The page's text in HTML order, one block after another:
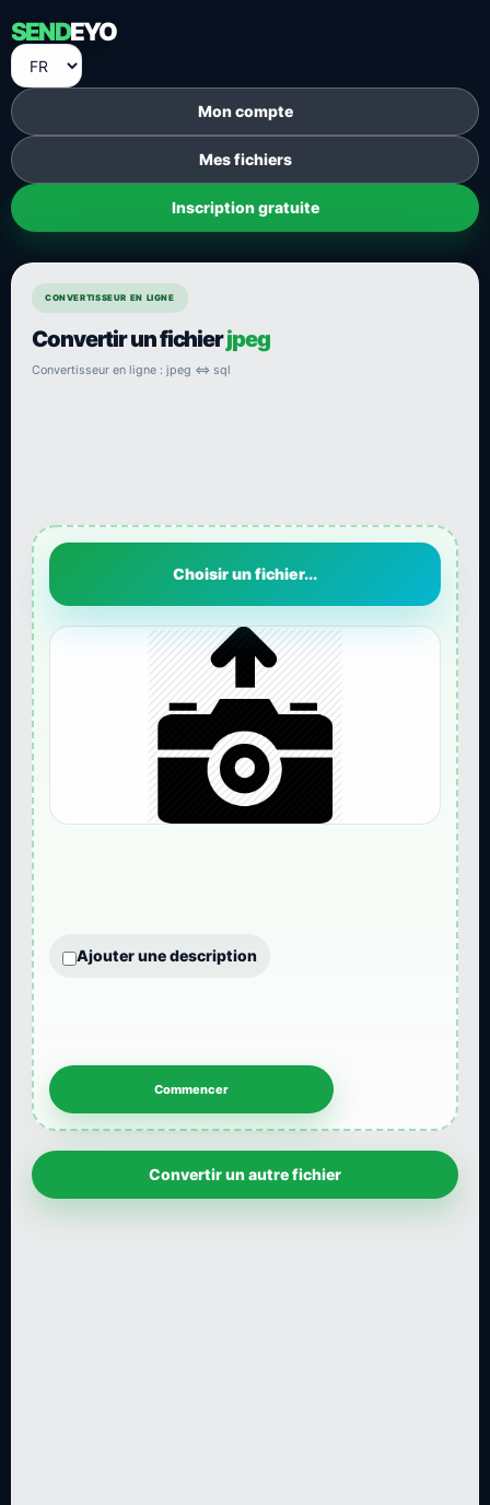
SENDEYO
Mon compte
Mes fichiers
Inscription gratuite
CONVERTISSEUR EN LIGNE
Convertir un fichierjpeg
Convertisseur en ligne : jpeg ⇔ sql
Choisir un fichier...
Ajouter une description
Convertir un autre fichier